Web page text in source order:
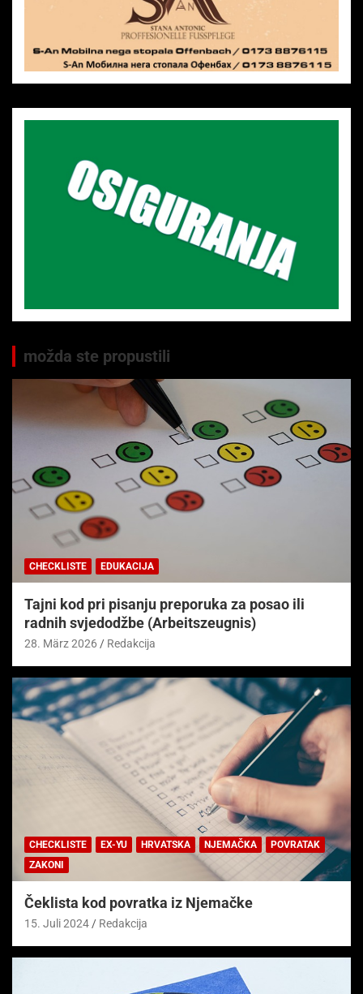
možda ste propustili
CHECKLISTE EDUKACIJA
Tajni kod pri pisanju preporuka za posao ili
radnih svjedodžbe (Arbeitszeugnis)
28. März 2026 Redakcija
CHECKLISTE EX-YU HRVATSKA NJEMAČKA
POVRATAK
ZAKONI
Čeklista kod povratka iz Njemačke
15. Juli 2024 Redakcija